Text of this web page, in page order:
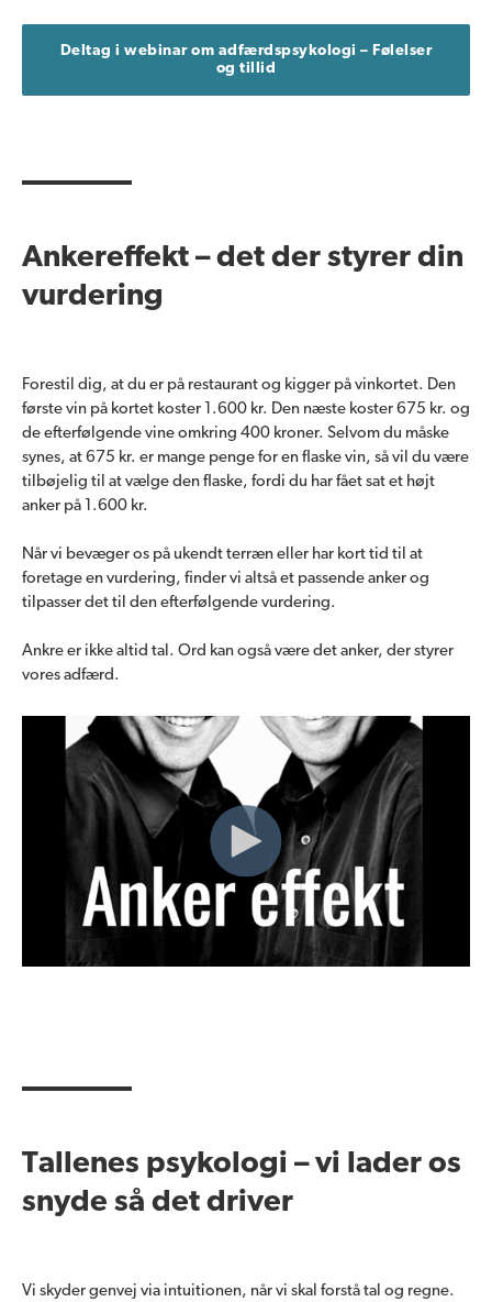
Deltag i webinar om adfærdspsykologi – Følelser
og tillid
Ankereffekt – det der styrer din
vurdering
Forestil dig, at du er på restaurant og kigger på vinkortet. Den
første vin på kortet koster 1.600 kr. Den næste koster 675 kr. og
de efterfølgende vine omkring 400 kroner. Selvom du måske
synes, at 675 kr. er mange penge for en flaske vin, så vil du være
tilbøjelig til at vælge den flaske, fordi du har fået sat et højt
anker på 1.600 kr.
Når vi bevæger os på ukendt terræn eller har kort tid til at
foretage en vurdering, finder vi altså et passende anker og
tilpasser det til den efterfølgende vurdering.
Ankre er ikke altid tal. Ord kan også være det anker, der styrer
vores adfærd.
Tallenes psykologi – vi lader os
snyde så det driver
Vi skyder genvej via intuitionen, når vi skal forstå tal og regne.